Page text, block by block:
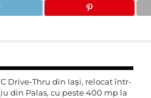
Drive-Thru din Iași, relocat într-
din Palas, cu peste 400 mp la